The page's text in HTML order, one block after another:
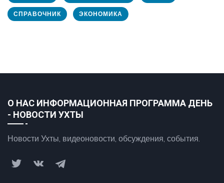
СПРАВОЧНИК ЭКОНОМИКА
О НАС ИНФОРМАЦИОННАЯ ПРОГРАММА ДЕНЬ
- НОВОСТИ УХТЫ
Новости Ухты, видеоновости, обсуждения, события.